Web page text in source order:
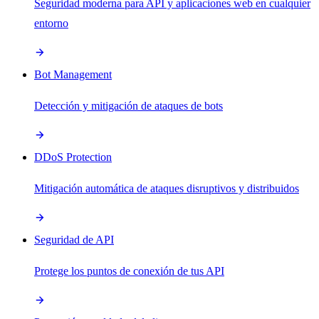
Seguridad moderna para API y aplicaciones web en cualquier
entorno
Bot Management
Detección y mitigación de ataques de bots
DDoS Protection
Mitigación automática de ataques disruptivos y distribuidos
Seguridad de API
Protege los puntos de conexión de tus API